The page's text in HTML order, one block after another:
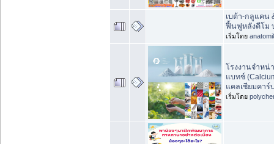
เบต้า-กลูแคน
ฟื้นฟูหลังคีโม
เริ่มโดย
โรงงานจำหน่
แบทช์
แคลเซียมคาร์
เริ่มโดย